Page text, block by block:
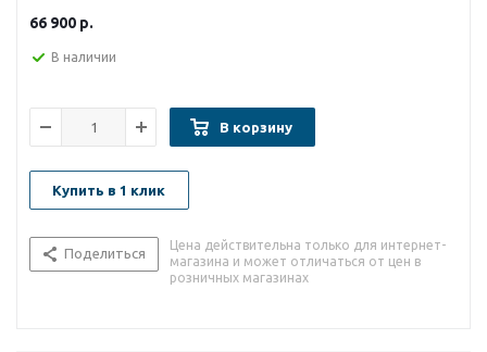
66 900 р.
В наличии
В корзину
Купить в 1 клик
Поделиться
Цена действительна только для интернет-
магазина и может отличаться от цен в
розничных магазинах